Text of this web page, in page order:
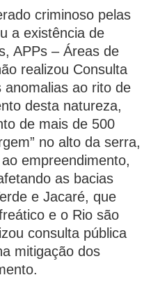
criminoso pelas
a existência de
APPs – Áreas de
realizou Consulta
ao rito de
desta natureza,
de mais de 500
no alto da serra,
empreendimento,
as bacias
e Jacaré, que
e o Rio são
consulta pública
mitigação dos